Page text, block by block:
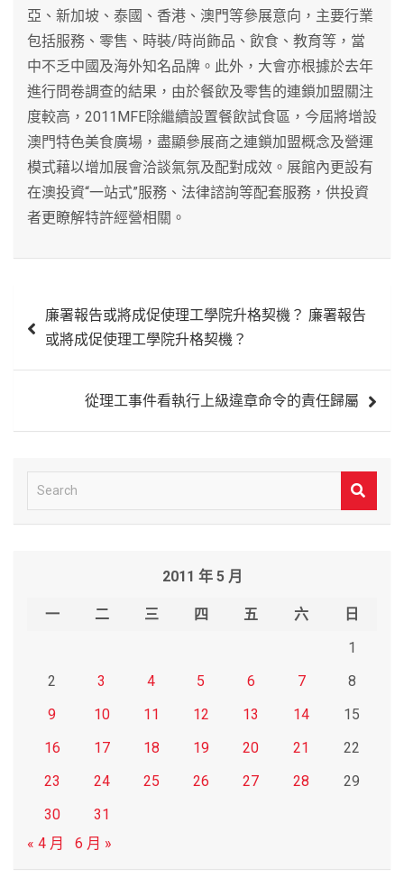
亞、新加坡、泰國、香港、澳門等參展意向，主要行業
包括服務、零售、時裝/時尚飾品、飲食、教育等，當
中不乏中國及海外知名品牌。此外，大會亦根據於去年
進行問卷調查的結果，由於餐飲及零售的連鎖加盟關注
度較高，2011MFE除繼續設置餐飲試食區，今屆將增設
澳門特色美食廣場，盡顯參展商之連鎖加盟概念及營運
模式藉以增加展會洽談氣氛及配對成效。展館內更設有
在澳投資“一站式”服務、法律諮詢等配套服務，供投資
者更瞭解特許經營相關。
章
廉署報告或將成促使理工學院升格契機？ 廉署報告
或將成促使理工學院升格契機？
從理工事件看執行上級違章命令的責任歸屬
e
2011 年 5 月
一 二 三 四 五 六
日
1
2
3 4 5 6 7
8
9
10 11 12 13 14
15
16
17 18 19 20 21
22
23
24 25 26 27 28
29
30
31
« 4 月
6 月 »